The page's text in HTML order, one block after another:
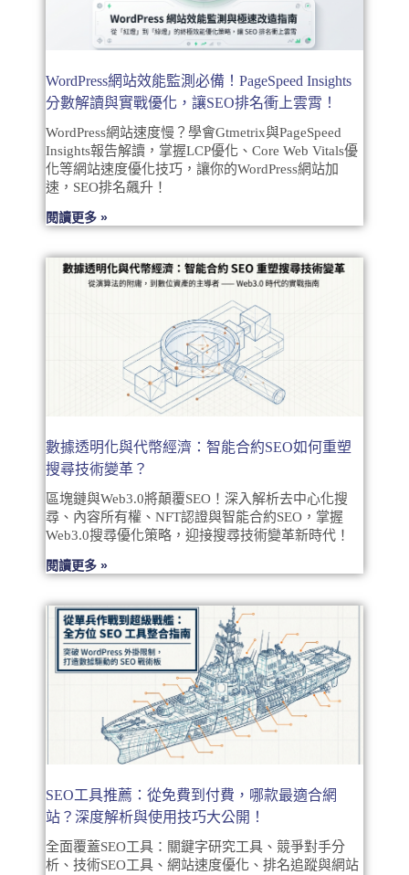
WordPress網站效能監測必備！PageSpeed Insights
分數解讀與實戰優化，讓SEO排名衝上雲霄！
WordPress網站速度慢？學會Gtmetrix與PageSpeed
Insights報告解讀，掌握LCP優化、Core Web Vitals優
化等網站速度優化技巧，讓你的WordPress網站加
速，SEO排名飆升！
閱讀更多 »
數據透明化與代幣經濟：智能合約SEO如何重塑
搜尋技術變革？
區塊鏈與Web3.0將顛覆SEO！深入解析去中心化搜
尋、內容所有權、NFT認證與智能合約SEO，掌握
Web3.0搜尋優化策略，迎接搜尋技術變革新時代！
閱讀更多 »
SEO工具推薦：從免費到付費，哪款最適合網
站？深度解析與使用技巧大公開！
全面覆蓋SEO工具：關鍵字研究工具、競爭對手分
析、技術SEO工具、網站速度優化、排名追蹤與網站